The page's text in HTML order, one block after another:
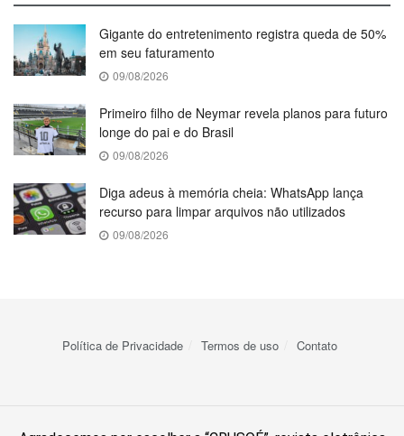
Gigante do entretenimento registra queda de 50%
em seu faturamento
09/08/2026
Primeiro filho de Neymar revela planos para futuro
longe do pai e do Brasil
09/08/2026
Diga adeus à memória cheia: WhatsApp lança
recurso para limpar arquivos não utilizados
09/08/2026
Política de Privacidade Termos de uso Contato